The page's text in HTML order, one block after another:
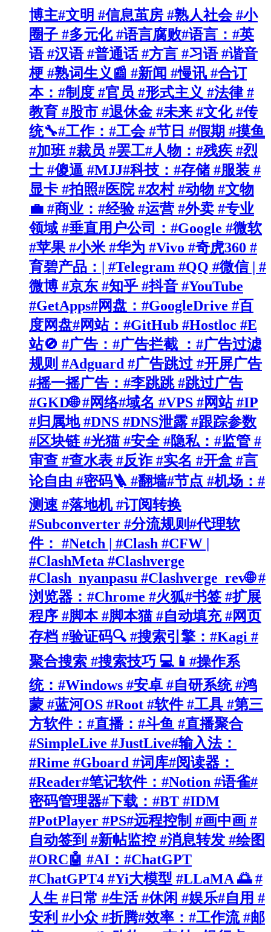
博主#文明 #信息茧房 #熟人社会 #小
圈子 #多元化 #语言腐败#语言：#英
语 #汉语 #普通话 #方言 #习语 #谐音
梗 #熟词生义📰 #新闻 #慢讯 #合订
本：#制度 #官员 #形式主义 #法律 #
教育 #股市 #退休金 #未来 #文化 #传
统🔧#工作：#工会 #节日 #假期 #摸鱼
#加班 #裁员 #罢工#人物：#残疾 #烈
士 #傻逼 #MJJ#科技：#存储 #服装 #
显卡 #拍照#医院 #农村 #动物 #文物
💼 #商业：#经验 #运营 #外卖 #专业
领域 #垂直用户公司：#Google #微软
#苹果 #小米 #华为 #Vivo #奇虎360 #
育碧产品：| #Telegram #QQ #微信 | #
微博 #京东 #知乎 #抖音 #YouTube
#GetApps#网盘：#GoogleDrive #百
度网盘#网站：#GitHub #Hostloc #E
站🚫 #广告：#广告拦截 ：#广告过滤
规则 #Adguard #广告跳过 #开屏广告
#摇一摇广告：#李跳跳 #跳过广告
#GKD🌐 #网络#域名 #VPS #网站 #IP
#归属地 #DNS #DNS泄露 #跟踪参数
#区块链 #光猫 #安全 #隐私：#监管 #
审查 #查水表 #反诈 #实名 #开盒 #言
论自由 #密码🪜 #翻墙#节点 #机场：#
测速 #落地机 #订阅转换
#Subconverter #分流规则#代理软
件： #Netch | #Clash #CFW |
#ClashMeta #Clashverge
#Clash_nyanpasu #Clashverge_rev🌐 #
浏览器：#Chrome #火狐#书签 #扩展
程序 #脚本 #脚本猫 #自动填充 #网页
存档 #验证码🔍 #搜索引擎：#Kagi #
聚合搜索 #搜索技巧 💻📱#操作系
统：#Windows #安卓 #自研系统 #鸿
蒙 #蓝河OS #Root #软件 #工具 #第三
方软件：#直播：#斗鱼 #直播聚合
#SimpleLive #JustLive#输入法：
#Rime #Gboard #词库#阅读器：
#Reader#笔记软件：#Notion #语雀#
密码管理器#下载：#BT #IDM
#PotPlayer #PS#远程控制 #画中画 #
自动签到 #新帖监控 #消息转发 #绘图
#ORC🤖 #AI：#ChatGPT
#ChatGPT4 #Yi大模型 #LLaMA 🌅 #
人生 #日常 #生活 #休闲 #娱乐#自用 #
安利 #小众 #折腾#效率：#工作流 #邮